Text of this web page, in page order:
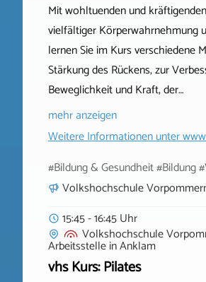
Mit wohltuenden und
vielfältiger Körperwahrnehmung
lernen Sie im Kurs verschiedene
Stärkung des Rückens, zur
Beweglichkeit und Kraft, der…
mehr anzeigen
Weitere Informationen unter
#Bildung & Gesundheit #Bildung
Volkshochschule
15:45 - 16:45 Uhr
Volkshochschule
ArbeitsstelleinAnklam
vhs Kurs: Pilates